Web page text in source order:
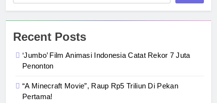
Recent Posts
‘Jumbo’ Film Animasi Indonesia Catat Rekor 7 Juta
Penonton
“A Minecraft Movie”, Raup Rp5 Triliun Di Pekan
Pertama!